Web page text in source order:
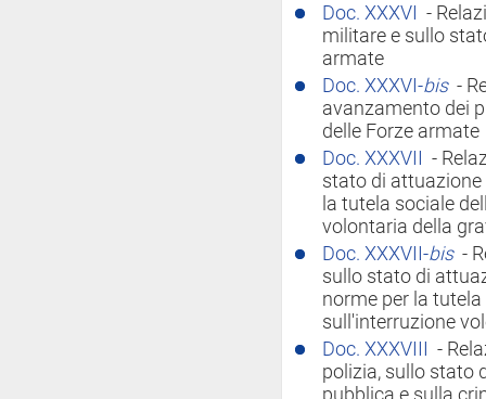
Doc. XXXVI
-
militare e sullo
armate
Doc. XXXVI-bis -
avanzamento dei
delle Forze armate
Doc. XXXVII
-
stato di attuazione
la tutela sociale
volontaria della
Doc. XXXVII-bis -
sullo stato di
norme per la
sull'interruzione
Doc. XXXVIII
-
polizia, sullo stato
pubblica e sulla